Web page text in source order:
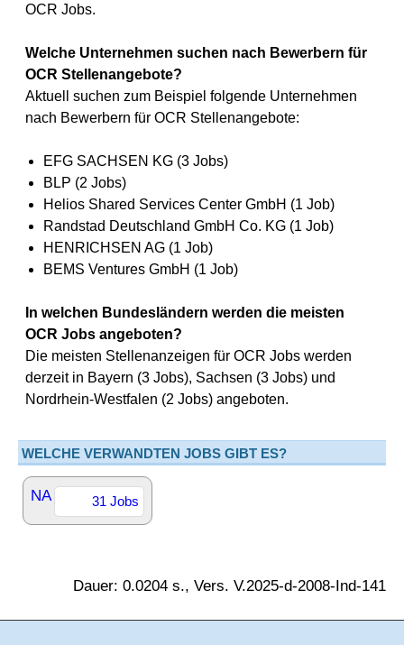
OCR Jobs.
Welche Unternehmen suchen nach Bewerbern für
OCR Stellenangebote?
Aktuell suchen zum Beispiel folgende Unternehmen
nach Bewerbern für OCR Stellenangebote:
EFG SACHSEN KG (3 Jobs)
BLP (2 Jobs)
Helios Shared Services Center GmbH (1 Job)
Randstad Deutschland GmbH Co. KG (1 Job)
HENRICHSEN AG (1 Job)
BEMS Ventures GmbH (1 Job)
In welchen Bundesländern werden die meisten
OCR Jobs angeboten?
Die meisten Stellenanzeigen für OCR Jobs werden
derzeit in Bayern (3 Jobs), Sachsen (3 Jobs) und
Nordrhein-Westfalen (2 Jobs) angeboten.
WELCHE VERWANDTEN JOBS GIBT ES?
NA 31 Jobs
Dauer: 0.0204 s., Vers. V.2025-d-2008-Ind-141